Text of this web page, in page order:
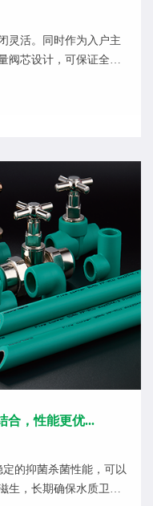
灵活。同时作为入户主
阀芯设计，可保证全屋
合，性能更优...
的抑菌杀菌性能，可以
生，长期确保水质卫